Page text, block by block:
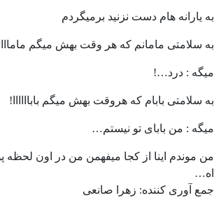
به یارانه هام دست نزنید برمیگردم
به سلامتی مامانم که هر وقت بهش میگم
میگه : درد…!
به سلامتی بابام که هروقت بهش میگم باباااااا!
میگه : من بابای تو نیستم…
من موندم اینا از کجا میفهمن من در اون لحظه
اه…
جمع آوری کننده: زهرا صانعی